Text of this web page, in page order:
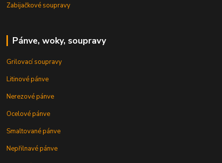
Zabijačkové soupravy
Pánve, woky, soupravy
Grilovací soupravy
Litinové pánve
Nerezové pánve
Ocelové pánve
Smaltované pánve
Nepřilnavé pánve